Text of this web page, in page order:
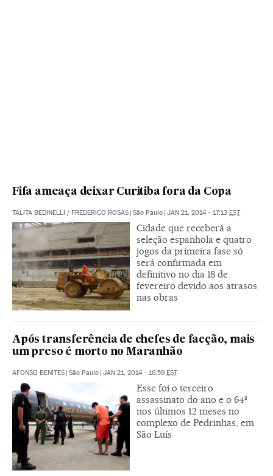
Fifa ameaça deixar Curitiba fora da Copa
TALITA BEDINELLI / FREDERICO ROSAS | São Paulo | JAN 21, 2014 - 17:13 EST
Cidade que receberá a
seleção espanhola e quatro
jogos da primeira fase só
será confirmada em
definitivo no dia 18 de
fevereiro devido aos atrasos
nas obras
Após transferência de chefes de facção, mais
um preso é morto no Maranhão
AFONSO BENITES | São Paulo | JAN 21, 2014 - 16:59 EST
Esse foi o terceiro
assassinato do ano e o 64º
nos últimos 12 meses no
complexo de Pedrinhas, em
São Luís